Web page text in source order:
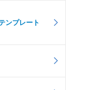
ンプレート